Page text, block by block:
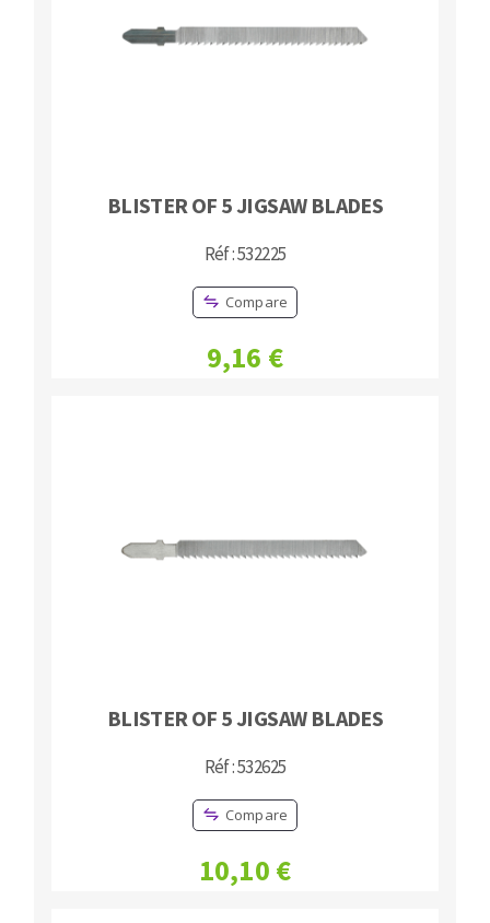
BLISTER OF 5 JIGSAW BLADES
Réf : 532225
Compare
9,16 €
BLISTER OF 5 JIGSAW BLADES
Réf : 532625
Compare
10,10 €